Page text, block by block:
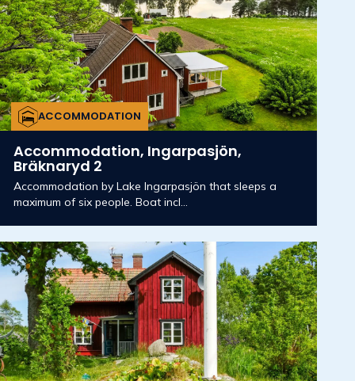
ACCOMMODATION
Accommodation, Ingarpasjön,
Bräknaryd 2
Accommodation by Lake Ingarpasjön that sleeps a
maximum of six people. Boat incl...